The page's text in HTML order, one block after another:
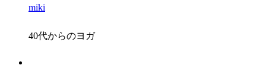
miki
40代からのヨガ